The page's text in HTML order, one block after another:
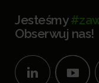
Jesteśmy
Obserwuj nas!